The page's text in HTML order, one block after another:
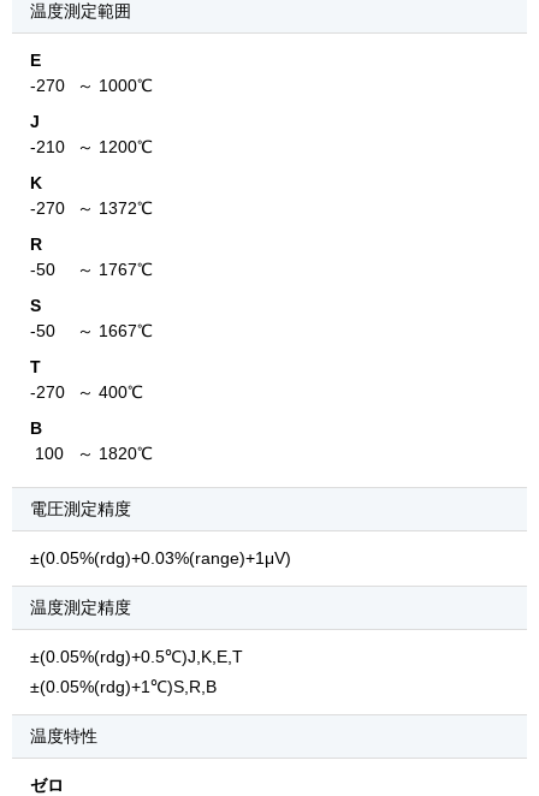
温度測定範囲
E
-270
～ 1000℃
J
-210
～ 1200℃
K
-270
～ 1372℃
R
-50
～ 1767℃
S
-50
～ 1667℃
T
-270
～ 400℃
B
100
～ 1820℃
電圧測定精度
±(0.05%(rdg)+0.03%(range)+1μV)
温度測定精度
±(0.05%(rdg)+0.5℃)J,K,E,T
±(0.05%(rdg)+1℃)S,R,B
温度特性
ゼロ